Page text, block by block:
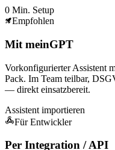
0 Min. Setup
Empfohlen
Mit meinGPT
Vorkonfigurierter Assistent
Pack. Im Team teilbar,
— direkt einsatzbereit.
Assistent importieren
Für Entwickler
Per Integration / API